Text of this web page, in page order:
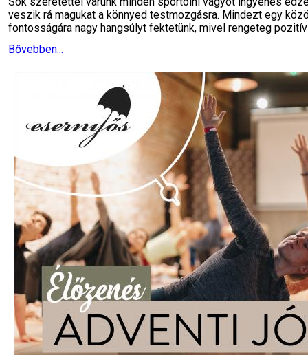
veszik rá magukat a könnyed testmozgásra. Mindezt egy
fontosságára nagy hangsúlyt fektetünk, mivel rengeteg
Bővebben...